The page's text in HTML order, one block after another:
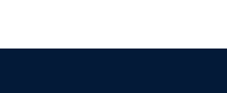
LIENS UTILES